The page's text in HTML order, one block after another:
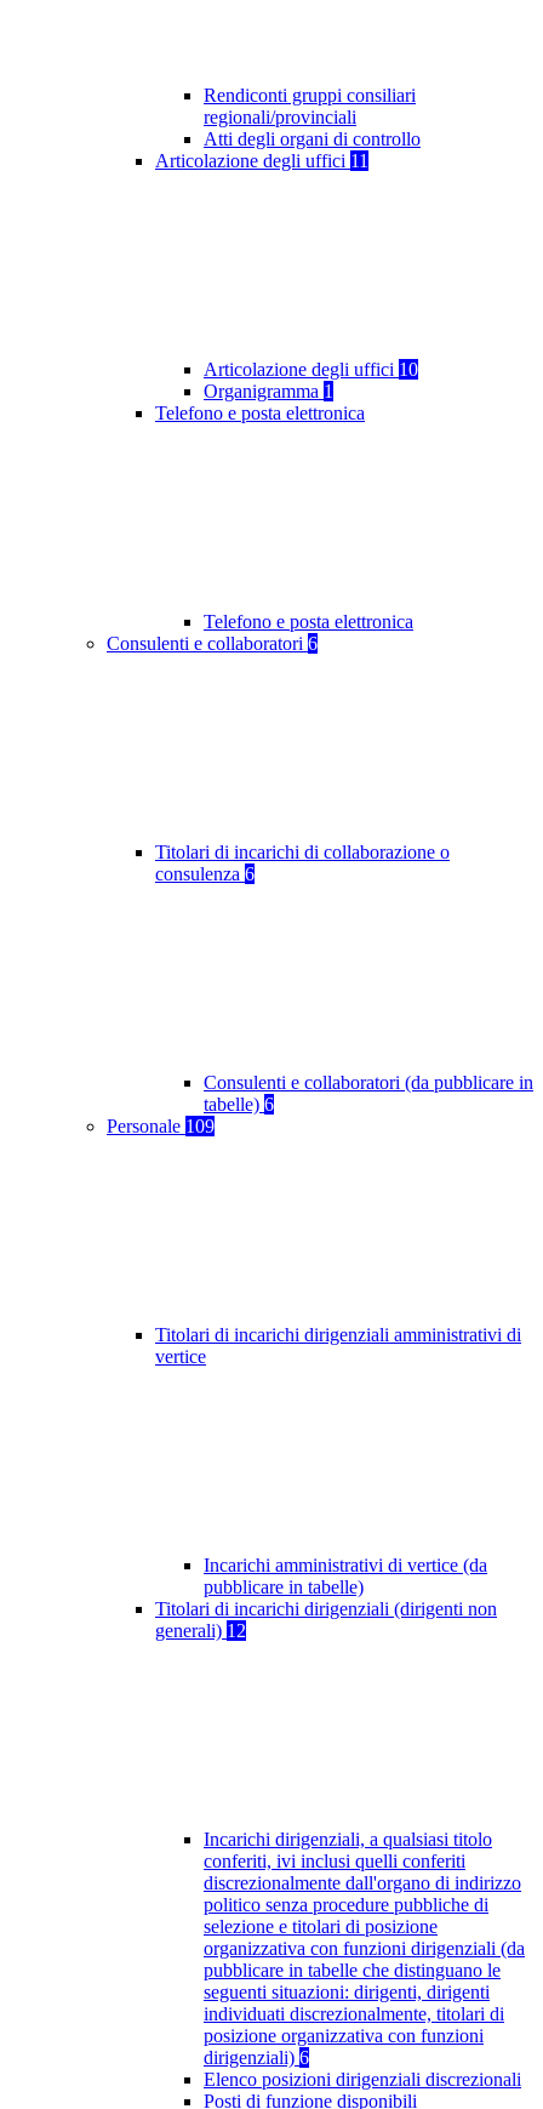
Rendiconti gruppi consiliari
regionali/provinciali
Atti degli organi di controllo
Articolazione degli uffici 11
Articolazione degli uffici 10
Organigramma 1
Telefono e posta elettronica
Telefono e posta elettronica
Consulenti e collaboratori 6
Titolari di incarichi di collaborazione o
consulenza 6
Consulenti e collaboratori (da pubblicare in
tabelle) 6
Personale 109
Titolari di incarichi dirigenziali amministrativi di
vertice
Incarichi amministrativi di vertice (da
pubblicare in tabelle)
Titolari di incarichi dirigenziali (dirigenti non
generali) 12
Incarichi dirigenziali, a qualsiasi titolo
conferiti, ivi inclusi quelli conferiti
discrezionalmente dall'organo di indirizzo
politico senza procedure pubbliche di
selezione e titolari di posizione
organizzativa con funzioni dirigenziali (da
pubblicare in tabelle che distinguano le
seguenti situazioni: dirigenti, dirigenti
individuati discrezionalmente, titolari di
posizione organizzativa con funzioni
dirigenziali) 6
Elenco posizioni dirigenziali discrezionali
Posti di funzione disponibili